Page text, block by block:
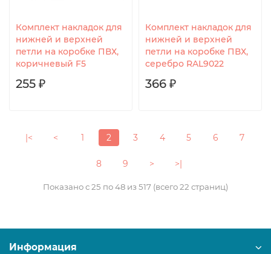
Комплект накладок для
нижней и верхней
петли на коробке ПВХ,
коричневый F5
255 ₽
Комплект накладок для
нижней и верхней
петли на коробке ПВХ,
серебро RAL9022
366 ₽
|< < 1 2 3 4 5 6 7
8 9 > >|
Показано с 25 по 48 из 517 (всего 22 страниц)
Информация